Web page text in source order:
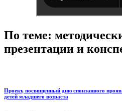
По теме:
презентации и
Проект, посвященный дню спонтанного
детей младшего возраста